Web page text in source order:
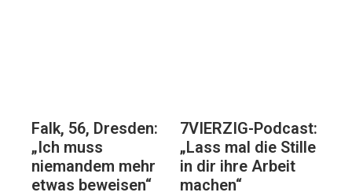
Falk, 56, Dresden:
„Ich muss
niemandem mehr
etwas beweisen“
7VIERZIG-Podcast:
„Lass mal die Stille
in dir ihre Arbeit
machen“